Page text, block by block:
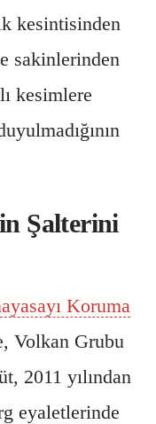
kesintisinden
sakinlerinden
kesimlere
Şalterini
Koruma
Volkan Grubu
2011 yılından
eyaletlerinde